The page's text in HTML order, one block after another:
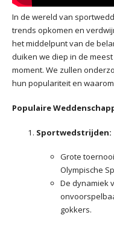
In de wereld van
trends opkomen en
het middelpunt van de
duiken we diep in de
moment. We zullen
hun populariteit en
Populaire
Sportwedstrijden:
Grote
Olympische
De dynamiek
gokkers.